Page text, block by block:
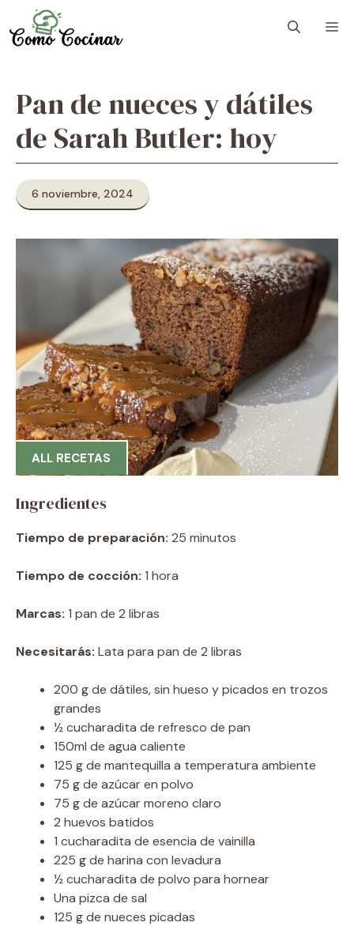
to
content
Pan de nueces y dátiles
de Sarah Butler: hoy
6 noviembre, 2024
ALL RECETAS
Ingredientes
Tiempo de preparación: 25 minutos
Tiempo de cocción: 1 hora
Marcas: 1 pan de 2 libras
Necesitarás: Lata para pan de 2 libras
200 g de dátiles, sin hueso y picados en trozos
grandes
½ cucharadita de refresco de pan
150ml de agua caliente
125 g de mantequilla a temperatura ambiente
75 g de azúcar en polvo
75 g de azúcar moreno claro
2 huevos batidos
1 cucharadita de esencia de vainilla
225 g de harina con levadura
½ cucharadita de polvo para hornear
Una pizca de sal
125 g de nueces picadas